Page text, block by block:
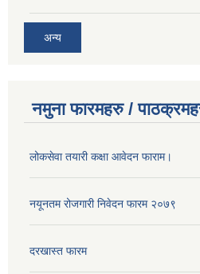
अन्य
नमुना फारमहरु /
लोकसेवा तयारी कक्षा आवेदन फाराम।
नयूनतम रोजगारी निवेदन फारम २०७९
दरखास्त फारम